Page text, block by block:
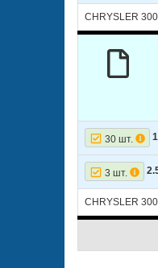
CHRYSLER
30 шт.
3 шт.
CHRYSLER